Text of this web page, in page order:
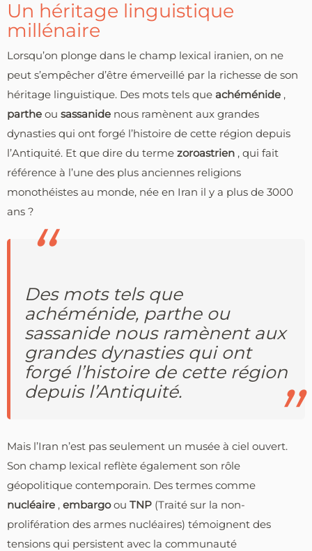
Un héritage linguistique
millénaire
Lorsqu’on plonge dans le champ lexical iranien, on ne
peut s’empêcher d’être émerveillé par la richesse de son
héritage linguistique. Des mots tels que achéménide ,
parthe ou sassanide nous ramènent aux grandes
dynasties qui ont forgé l’histoire de cette région depuis
l’Antiquité. Et que dire du terme zoroastrien , qui fait
référence à l’une des plus anciennes religions
monothéistes au monde, née en Iran il y a plus de 3000
ans ?
Des mots tels que
achéménide, parthe ou
sassanide nous ramènent aux
grandes dynasties qui ont
forgé l’histoire de cette région
depuis l’Antiquité.
Mais l’Iran n’est pas seulement un musée à ciel ouvert.
Son champ lexical reflète également son rôle
géopolitique contemporain. Des termes comme
nucléaire , embargoou TNP (Traité sur la non-
prolifération des armes nucléaires) témoignent des
tensions qui persistent avec la communauté